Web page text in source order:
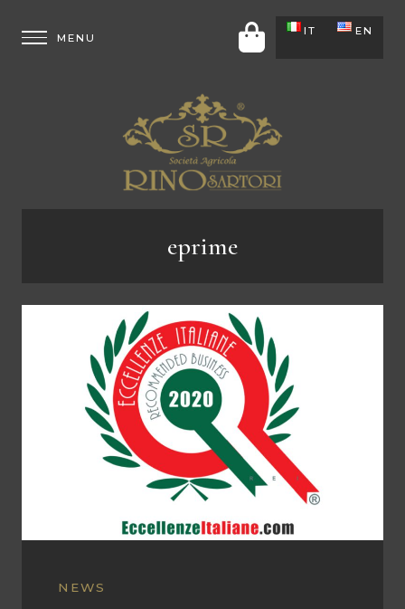
IT EN
eprime
NEWS